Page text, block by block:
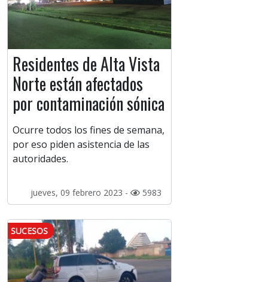
Residentes de Alta Vista
Norte están afectados
por contaminación sónica
Ocurre todos los fines de semana,
por eso piden asistencia de las
autoridades.
jueves, 09 febrero 2023 - 5983
SUCESOS